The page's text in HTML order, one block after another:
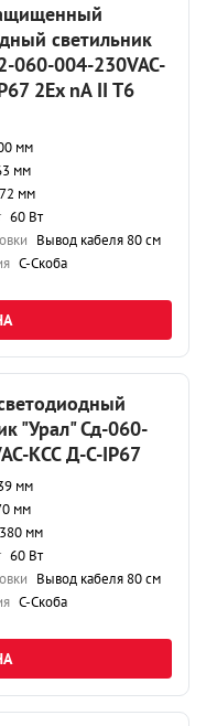
светильник
060-004-230VAC-
2Ex nA II T6
мм
мм
72 мм
60 Вт
Вывод кабеля 80 см
С-Скоба
"Урал" Сд-060-
КСС Д-С-IP67
мм
мм
380 мм
60 Вт
Вывод кабеля 80 см
С-Скоба